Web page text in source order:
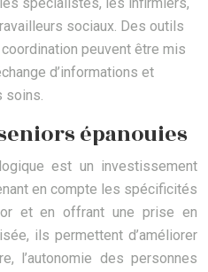
sociaux. Des outils
peuvent être mis
d’informations et
soins.
épanouies
est un investissement
en compte les spécificités
et en offrant une prise en
ils permettent d’améliorer
l’autonomie des personnes